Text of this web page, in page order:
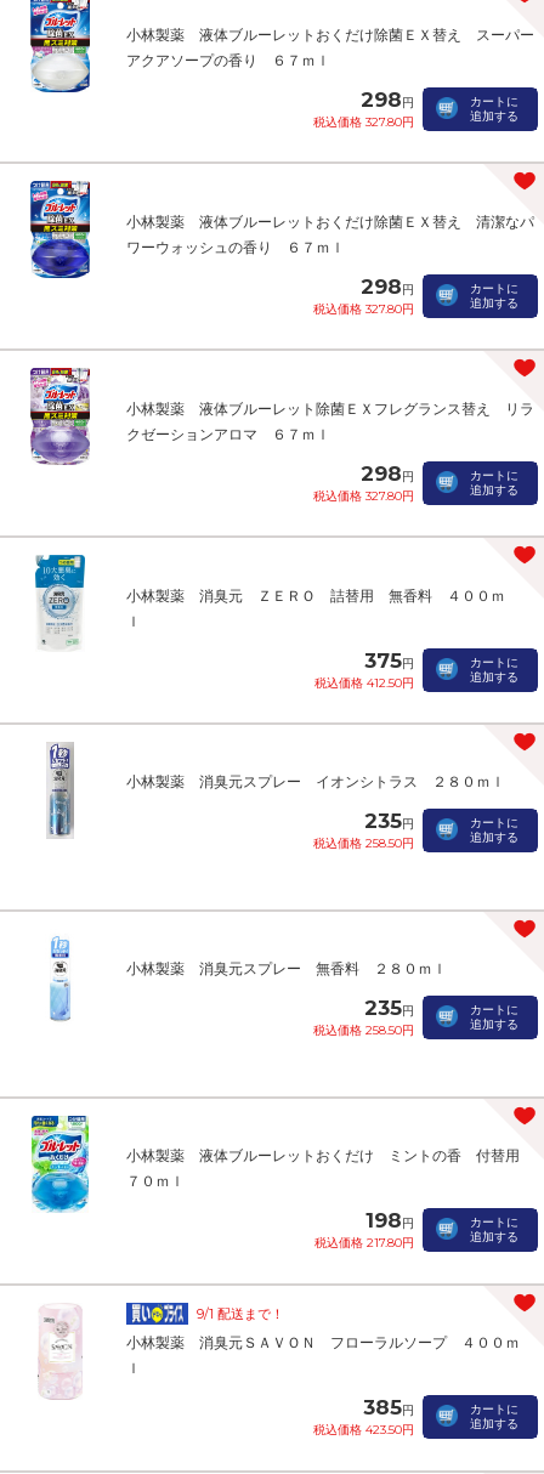
小林製薬 液体ブルーレットおくだけ除菌ＥＸ替え スーパー
アクアソープの香り ６７ｍｌ
298円
税込価格 327.80円
カートに
追加する
小林製薬 液体ブルーレットおくだけ除菌ＥＸ替え 清潔なパ
ワーウォッシュの香り ６７ｍｌ
298円
税込価格 327.80円
カートに
追加する
小林製薬 液体ブルーレット除菌ＥＸフレグランス替え リラ
クゼーションアロマ ６７ｍｌ
298円
税込価格 327.80円
カートに
追加する
小林製薬 消臭元 ＺＥＲＯ 詰替用 無香料 ４００ｍ
ｌ
375円
税込価格 412.50円
カートに
追加する
小林製薬 消臭元スプレー イオンシトラス ２８０ｍｌ
235円
税込価格 258.50円
カートに
追加する
小林製薬 消臭元スプレー 無香料 ２８０ｍｌ
235円
税込価格 258.50円
カートに
追加する
小林製薬 液体ブルーレットおくだけ ミントの香 付替用
７０ｍｌ
198円
税込価格 217.80円
カートに
追加する
9/1 配送まで！
小林製薬 消臭元ＳＡＶＯＮ フローラルソープ ４００ｍ
ｌ
385円
税込価格 423.50円
カートに
追加する